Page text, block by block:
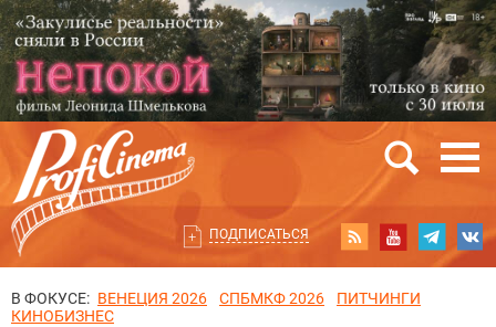
ПОДПИСАТЬСЯ
В ФОКУСЕ: ВЕНЕЦИЯ 2026 СПБМКФ 2026
ПИТЧИНГИ
КИНОБИЗНЕС